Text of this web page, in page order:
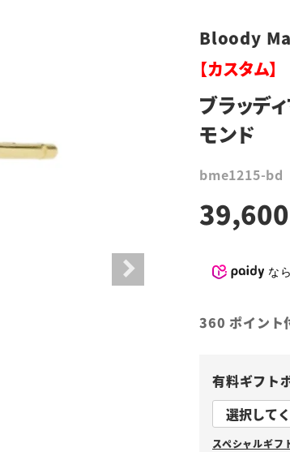
Bloody
【カスタム】
ブラッデ
モンド
bme1215-bd
39,600
なら
360 ポイント
有料ギフト
スペシャルギフ